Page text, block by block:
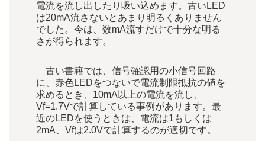
電流を流し出したり吸い込めます。古いLED
は20mA流さないとあまり明るくありません
でした。今は、数mA流すだけで十分な明る
さが得られます。
古い書籍では、信号確認用の小信号回路
に、赤色LEDをつないで電流制限抵抗の値を
求めるとき、10mA以上の電流を流し、
Vf=1.7Vで計算している事例があります。最
近のLEDを使うときは、電流は1もしくは
2mA、Vfは2.0Vで計算するのが適切です。